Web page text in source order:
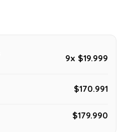
9x $19.999
$170.991
$179.990